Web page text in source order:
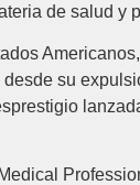
de salud
su